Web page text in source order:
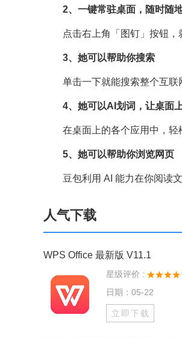
2、一键常驻桌面，随时随
点击右上角「图钉」按钮，就
3、她可以帮助你搜索
单击一下就能搜索整个互联
4、她可以AI划词，让桌面上
在桌面上的各个应用中，轻松
5、她可以帮助你浏览网页
豆包利用 AI 能力在你阅读文
人气下载
WPS Office 最新版 V11.1
星级评价 :
日期：05-22
立即下载